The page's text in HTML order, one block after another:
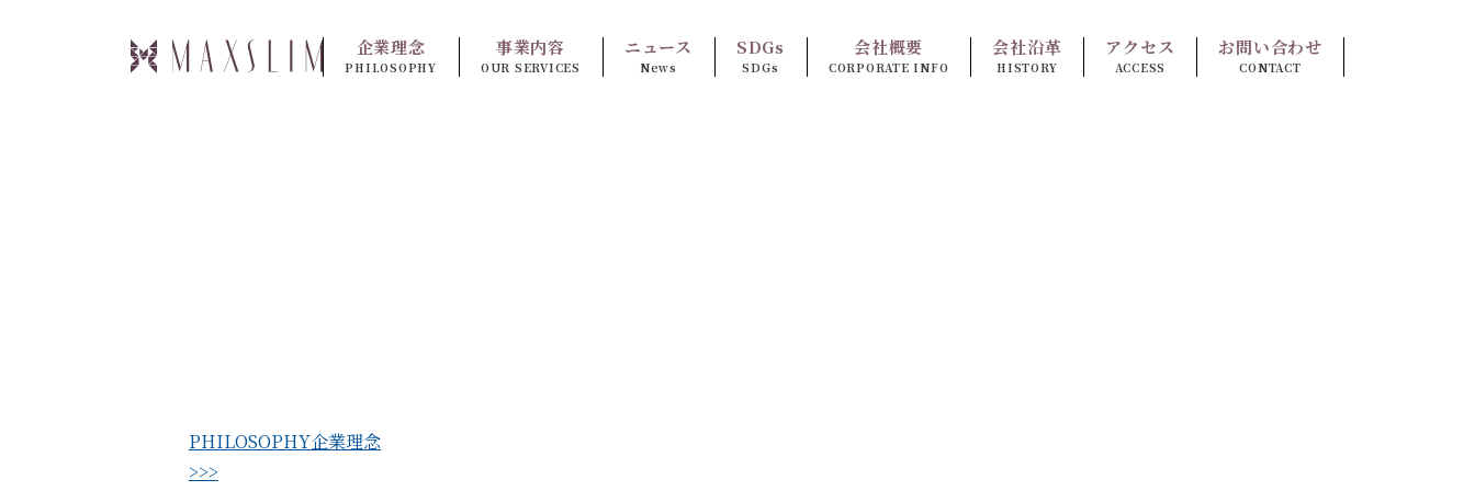
企業理念
PHILOSOPHY
事業内容
OUR SERVICES
ニュース
News
SDGs
SDGs
会社概要
CORPORATE INFO
会社沿革
HISTORY
アクセス
ACCESS
お問い合わせ
CONTACT
PHILOSOPHY企業理念
>>>